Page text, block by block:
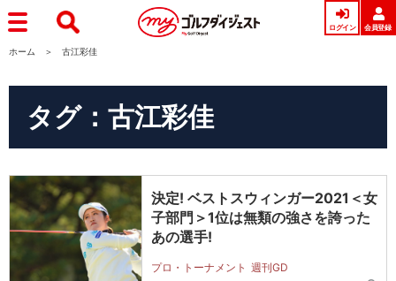
ログイン 会員登録
ホーム 古江彩佳
タグ：古江彩佳
決定! ベストスウィンガー2021＜女
子部門＞1位は無類の強さを誇った
あの選手!
プロ・トーナメント 週刊GD